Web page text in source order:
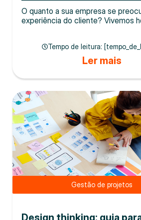
O quanto a sua empresa se
experiência do cliente? Vivemos
Tempo de leitura:
Ler mais
Gestão de projetos
Design thinking: guia